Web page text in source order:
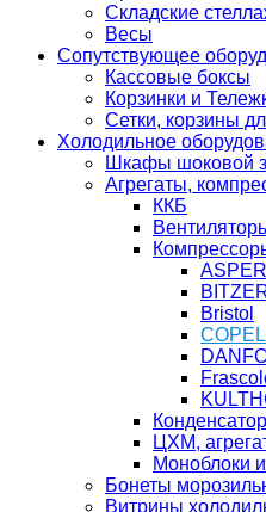
Складские
Весы
Сопутствующее
Кассовые боксы
Корзинки и
Сетки, корзины
Холодильное
Шкафы шоковой
Агрегаты,
ККБ
Bristol
ЦХМ,
Моноблоки
Бонеты
Витрины